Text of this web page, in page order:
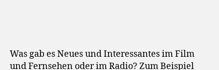
Was gab es Neues und Interessantes im Film
und Fernsehen oder im Radio? Zum Beispiel